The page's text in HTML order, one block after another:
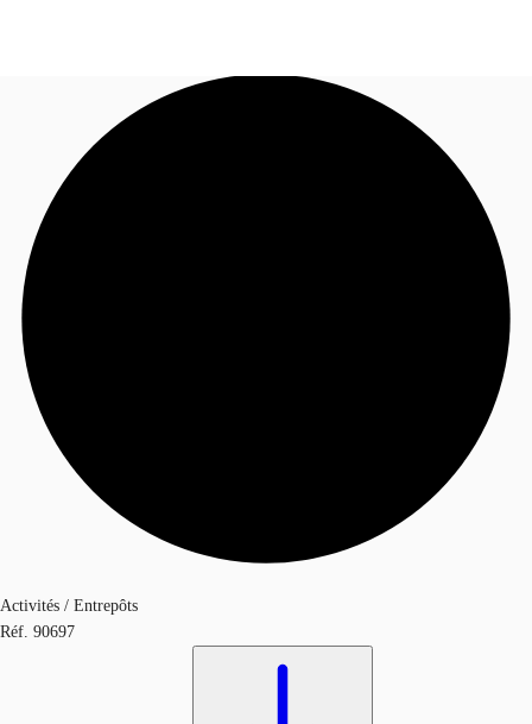
Blog
Données marchés
Appelez maintenant
Activités / Entrepôts
Réf. 90697